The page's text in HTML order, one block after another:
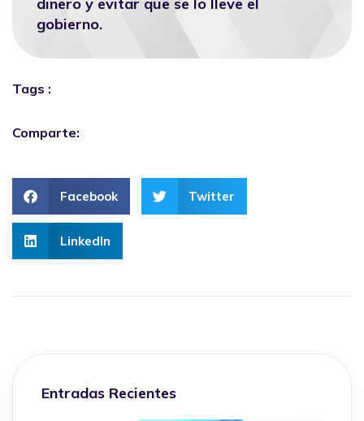
Entradas Recientes
gobierno.
Tags :
Comparte:
Facebook Twitter
LinkedIn